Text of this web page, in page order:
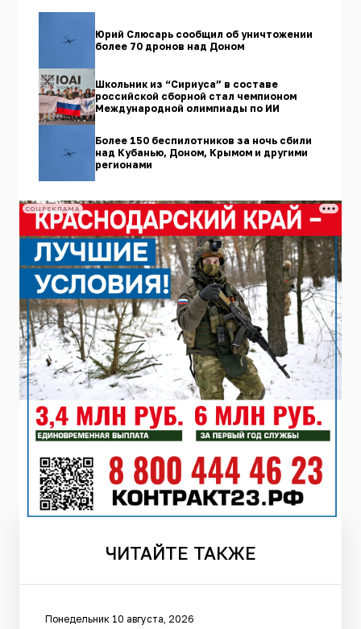
Юрий Слюсарь сообщил об уничтожении
более 70 дронов над Доном
Школьник из “Сириуса” в составе
российской сборной стал чемпионом
Международной олимпиады по ИИ
Более 150 беспилотников за ночь сбили
над Кубанью, Доном, Крымом и другими
регионами
СОЦРЕКЛАМА
ЧИТАЙТЕ ТАКЖЕ
Понедельник 10 августа, 2026